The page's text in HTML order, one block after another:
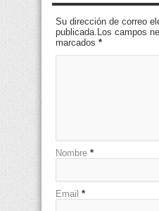
Su dirección de correo
publicada.Los campos
marcados *
Nombre *
Email *